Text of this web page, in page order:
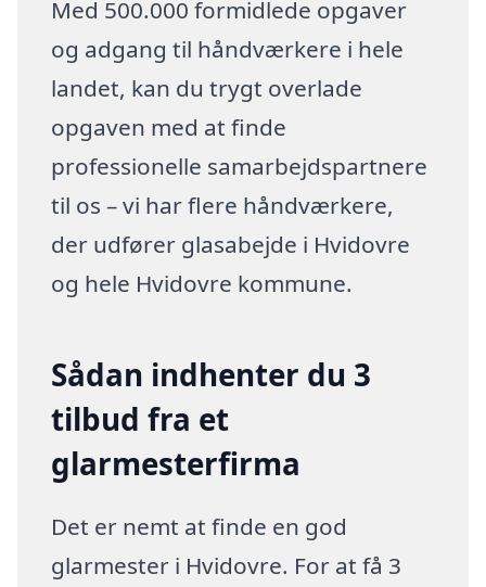
Med 500.000 formidlede opgaver
og adgang til håndværkere i hele
landet, kan du trygt overlade
opgaven med at finde
professionelle samarbejdspartnere
til os – vi har flere håndværkere,
der udfører glasabejde i Hvidovre
og hele Hvidovre kommune.
Sådan indhenter du 3
tilbud fra et
glarmesterfirma
Det er nemt at finde en god
glarmester i Hvidovre. For at få 3